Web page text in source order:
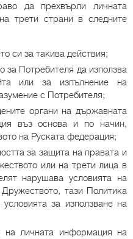
да прехвърли личната
трети страни в следните
си за такива действия;
за Потребителя да използва
или за изпълнение на
с Потребителя;
органи на държавната
въз основа и по начин,
на Руската федерация;
за защита на правата и
или на трети лица в
нарушава условията на
тази Политика
за използване на
на личната информация на